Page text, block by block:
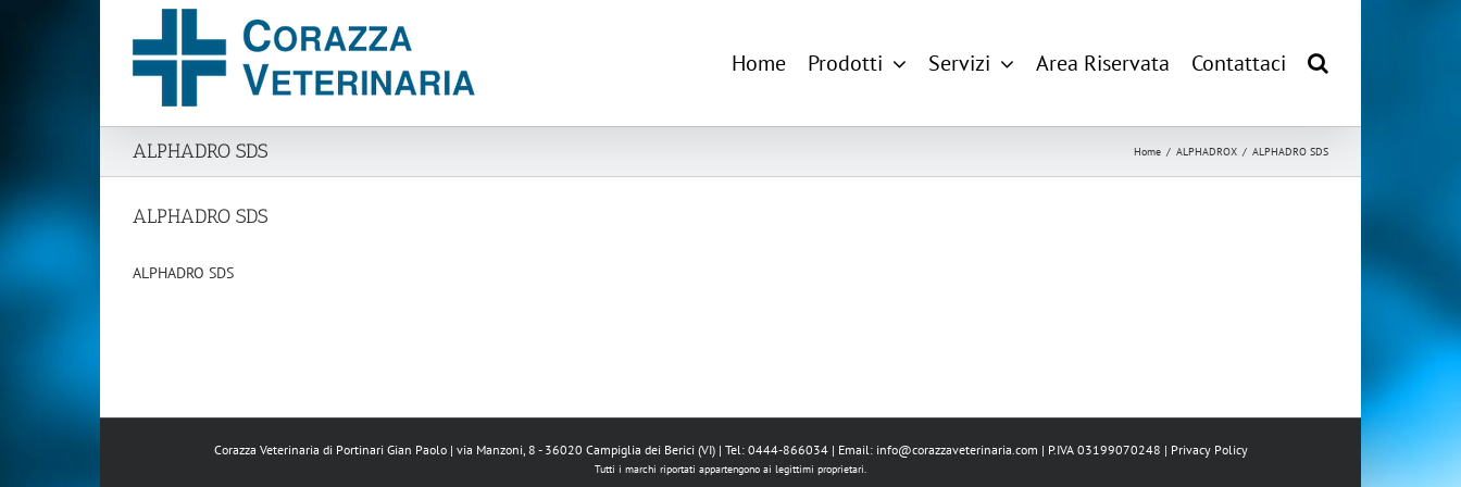
Home Prodotti Servizi Area Riservata Contattaci
ALPHADRO SDS Home / ALPHADROX / ALPHADRO SDS
ALPHADRO SDS
ALPHADRO SDS
Corazza Veterinaria di Portinari Gian Paolo | via Manzoni, 8 - 36020 Campiglia dei Berici (VI) | Tel: 0444-866034 | Email: info@corazzaveterinaria.com | P.IVA 03199070248 | Privacy Policy
Tutti i marchi riportati appartengono ai legittimi proprietari.